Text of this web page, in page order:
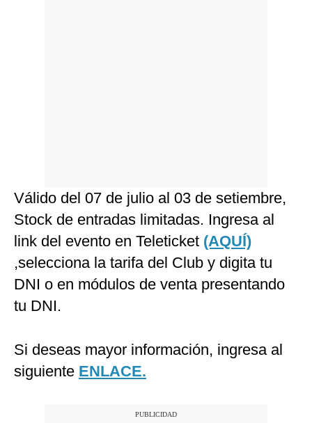
Válido del 07 de julio al 03 de setiembre,
Stock de entradas limitadas. Ingresa al
link del evento en Teleticket (AQUÍ)
,selecciona la tarifa del Club y digita tu
DNI o en módulos de venta presentando
tu DNI.
Si deseas mayor información, ingresa al
siguiente ENLACE.